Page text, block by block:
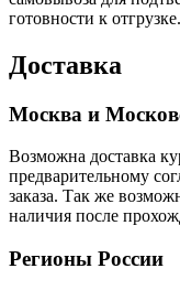
готовности к отгрузке.
Доставка
Москва и
Возможна доставка
предварительному
заказа. Так же
наличия после
Регионы России